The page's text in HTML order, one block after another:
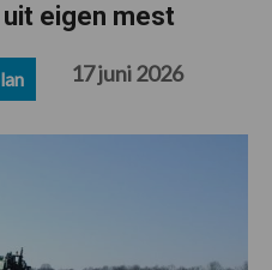
eigen mest
17 juni 2026